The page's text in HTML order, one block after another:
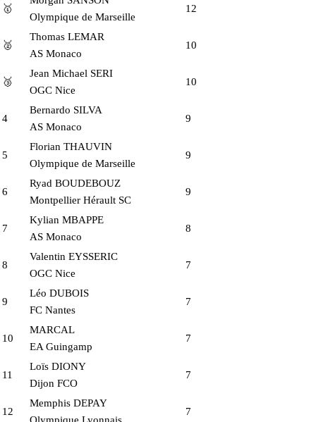
🥇
Olympique de Marseille
12
🥈
Thomas LEMAR
AS Monaco
10
🥉
Jean Michael SERI
OGC Nice
10
4
Bernardo SILVA
AS Monaco
9
5
Florian THAUVIN
Olympique de Marseille
9
6
Ryad BOUDEBOUZ
Montpellier Hérault SC
9
7
Kylian MBAPPE
AS Monaco
8
8
Valentin EYSSERIC
OGC Nice
7
9
Léo DUBOIS
FC Nantes
7
10
MARCAL
EA Guingamp
7
11
Loïs DIONY
Dijon FCO
7
12
Memphis DEPAY
Olympique Lyonnais
7